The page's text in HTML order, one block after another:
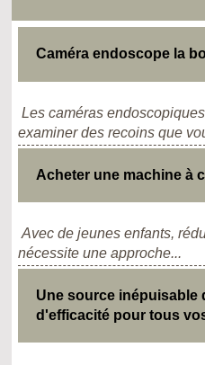
Caméra endoscope la
Les caméras
examiner des recoins que
Acheter une machine à
Avec de jeunes enfants,
nécessite une approche...
Une source inépuisable
d'efficacité pour tous